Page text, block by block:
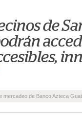
de
mercadeo de Banco Azteca